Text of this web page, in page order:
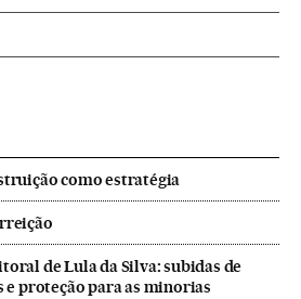
como estratégia
de Lula da Silva: subidas de
proteção para as minorias